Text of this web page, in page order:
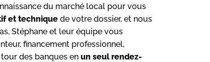
du marché local pour vous
et technique de votre dossier, et nous
Stéphane et leur équipe vous
financement professionnel,
des banques en un seul rendez-